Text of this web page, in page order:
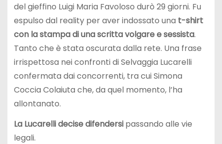
del gieffino Luigi Maria Favoloso durò 29 giorni. Fu
espulso dal reality per aver indossato una t-shirt
con la stampa di una scritta volgare e sessista.
Tanto che è stata oscurata dalla rete. Una frase
irrispettosa nei confronti di Selvaggia Lucarelli
confermata dai concorrenti, tra cui Simona
Coccia Colaiuta che, da quel momento, l’ha
allontanato.
La Lucarelli decise difendersipassando alle vie
legali.